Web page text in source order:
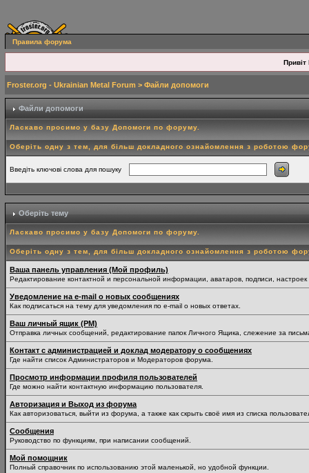
Правила форума
Привіт
Froster.org - Ukrainian Metal Forum > Файли допомоги
Файли допомоги
Ласкаво просимо у базу Допомоги по форуму.
Оберіть одну з тем, для більш докладного ознайомлення з роботою
Введіть ключові слова для пошуку
Оберіть тему
Ласкаво просимо у базу Допомоги по форуму.
Оберіть одну з тем, для більш докладного ознайомлення з роботою
Ваша панель управления (Мой профиль)
Редактирование контактной и персональной информации, аватаров, подписи,
Уведомление на e-mail о новых сообщениях
Как подписаться на тему для уведомления по e-mail о новых ответах.
Ваш личный ящик (PM)
Отправка личных сообщений, редактирование папок Личного Ящика, слежение за
Контакт с администрацией и доклад модератору о сообщениях
Где найти список Администраторов и Модераторов форума.
Просмотр информации профиля пользователей
Где можно найти контактную информацию пользователя.
Авторизация и Выход из форума
Как авторизоваться, выйти из форума, а также как скрыть своё имя из списка
Сообщения
Руководство по функциям, при написании сообщений.
Мой помощник
Полный справочник по использованию этой маленькой, но удобной функции.